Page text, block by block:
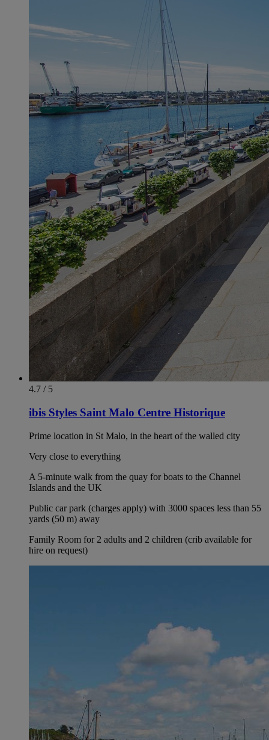
4.7 / 5
ibis Styles Saint Malo Centre Historique
Prime location in St Malo, in the heart of the walled city
Very close to everything
A 5-minute walk from the quay for boats to the Channel
Islands and the UK
Public car park (charges apply) with 3000 spaces less than 55
yards (50 m) away
Family Room for 2 adults and 2 children (crib available for
hire on request)